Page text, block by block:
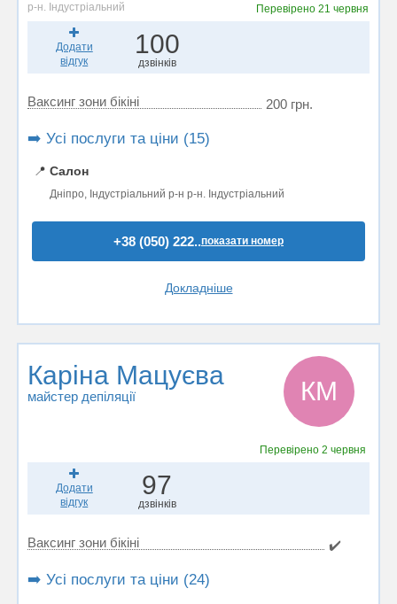
р-н. Індустріальний Перевірено21 червня
Додати
відгук
100
дзвінків
Ваксинг зони бікіні 200 грн.
➡️ Усі послуги та ціни (15)
📍 Салон
Дніпро, Індустріальний р-н р-н. Індустріальний
+38 (050) 222..показати номер
Докладніше
Каріна Мацуєва
майстер депіляції КМ
Перевірено 2 червня
Додати
відгук
97
дзвінків
Ваксинг зони бікіні ✔️
➡️ Усі послуги та ціни (24)